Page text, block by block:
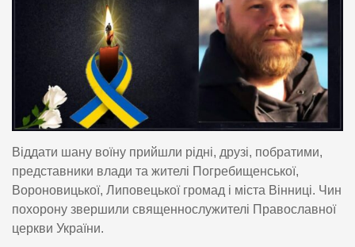
Віддати шану воїну прийшли рідні, друзі, побратими,
представники влади та жителі Погребищенської,
Вороновицької, Липовецької громад і міста Вінниці. Чин
похорону звершили священнослужителі Православної
церкви України.